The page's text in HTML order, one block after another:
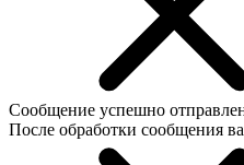
Сообщение успешно
После обработки сообщения